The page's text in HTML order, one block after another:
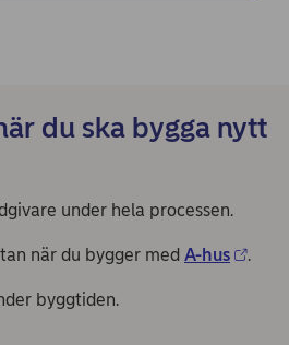
du ska bygga nytt
under hela processen.
när du bygger med A-hus .
byggtiden.